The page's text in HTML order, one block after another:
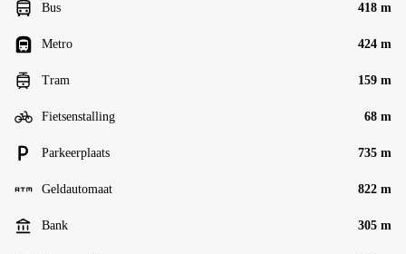
Bus 418 m
Metro 424 m
Tram 159 m
Fietsenstalling 68 m
Parkeerplaats 735 m
Geldautomaat 822 m
Bank 305 m